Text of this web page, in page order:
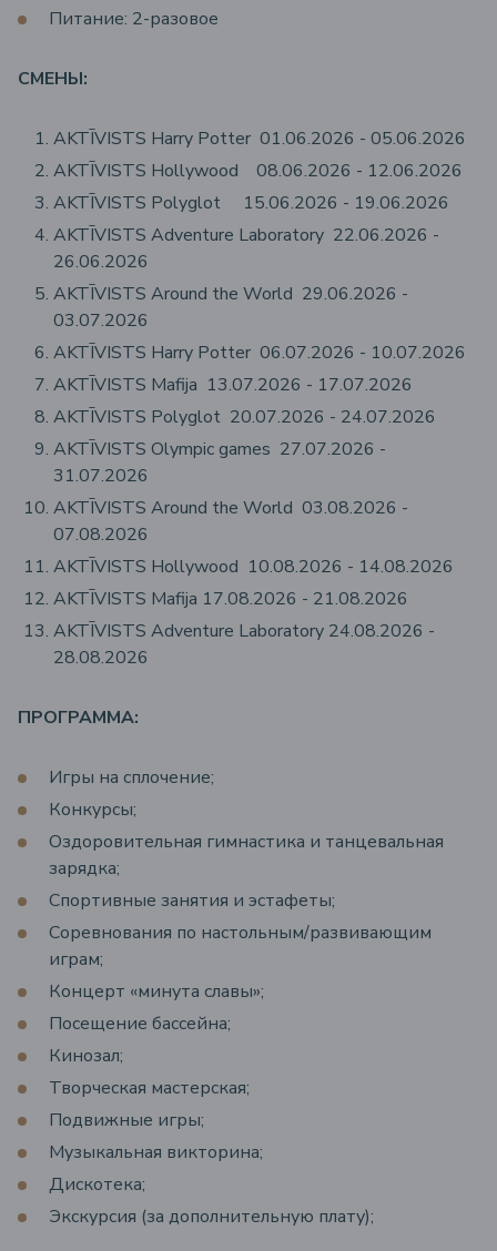
Питание: 2-разовое
СМЕНЫ:
AKTĪVISTS Harry Potter 01.06.2026 - 05.06.2026
AKTĪVISTS Hollywood 08.06.2026 - 12.06.2026
AKTĪVISTS Polyglot 15.06.2026 - 19.06.2026
AKTĪVISTS Adventure Laboratory 22.06.2026 -
26.06.2026
AKTĪVISTS Around the World 29.06.2026 -
03.07.2026
AKTĪVISTS Harry Potter 06.07.2026 - 10.07.2026
AKTĪVISTS Mafija 13.07.2026 - 17.07.2026
AKTĪVISTS Polyglot 20.07.2026 - 24.07.2026
AKTĪVISTS Olympic games 27.07.2026 -
31.07.2026
AKTĪVISTS Around the World 03.08.2026 -
07.08.2026
AKTĪVISTS Hollywood 10.08.2026 - 14.08.2026
AKTĪVISTS Mafija 17.08.2026 - 21.08.2026
AKTĪVISTS Adventure Laboratory 24.08.2026 -
28.08.2026
ПРОГРАММА:
Игры на сплочение;
Конкурсы;
Оздоровительная гимнастика и танцевальная
зарядка;
Спортивные занятия и эстафеты;
Соревнования по настольным/развивающим
играм;
Концерт «минута славы»;
Посещение бассейна;
Кинозал;
Творческая мастерская;
Подвижные игры;
Музыкальная викторина;
Дискотека;
Экскурсия (за дополнительную плату);